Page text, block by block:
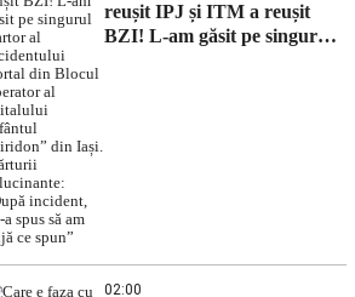
reușit IPJ și ITM a reușit
BZI! L-am găsit pe singurul
02:00